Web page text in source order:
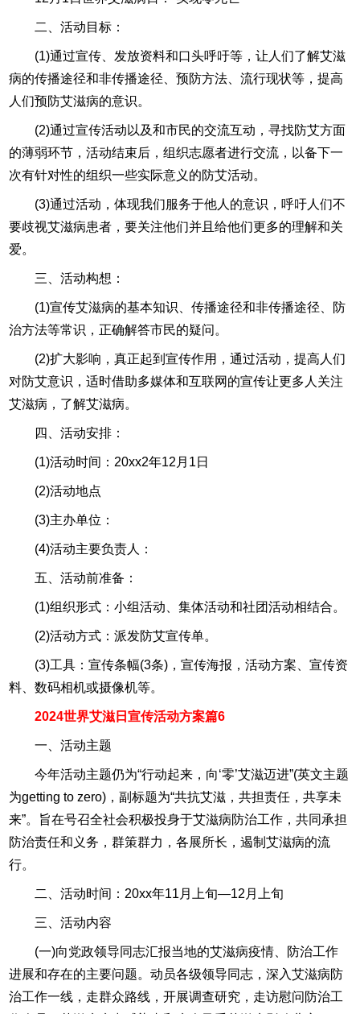
二、活动目标：
(1)通过宣传、发放资料和口头呼吁等，让人们了解艾滋
病的传播途径和非传播途径、预防方法、流行现状等，提高
人们预防艾滋病的意识。
(2)通过宣传活动以及和市民的交流互动，寻找防艾方面
的薄弱环节，活动结束后，组织志愿者进行交流，以备下一
次有针对性的组织一些实际意义的防艾活动。
(3)通过活动，体现我们服务于他人的意识，呼吁人们不
要歧视艾滋病患者，要关注他们并且给他们更多的理解和关
爱。
三、活动构想：
(1)宣传艾滋病的基本知识、传播途径和非传播途径、防
治方法等常识，正确解答市民的疑问。
(2)扩大影响，真正起到宣传作用，通过活动，提高人们
对防艾意识，适时借助多媒体和互联网的宣传让更多人关注
艾滋病，了解艾滋病。
四、活动安排：
(1)活动时间：20xx2年12月1日
(2)活动地点
(3)主办单位：
(4)活动主要负责人：
五、活动前准备：
(1)组织形式：小组活动、集体活动和社团活动相结合。
(2)活动方式：派发防艾宣传单。
(3)工具：宣传条幅(3条)，宣传海报，活动方案、宣传资
料、数码相机或摄像机等。
2024世界艾滋日宣传活动方案篇6
一、活动主题
今年活动主题仍为“行动起来，向‘零’艾滋迈进”(英文主题
为getting to zero)，副标题为“共抗艾滋，共担责任，共享未
来”。旨在号召全社会积极投身于艾滋病防治工作，共同承担
防治责任和义务，群策群力，各展所长，遏制艾滋病的流
行。
二、活动时间：20xx年11月上旬—12月上旬
三、活动内容
(一)向党政领导同志汇报当地的艾滋病疫情、防治工作
进展和存在的主要问题。动员各级领导同志，深入艾滋病防
治工作一线，走群众路线，开展调查研究，走访慰问防治工